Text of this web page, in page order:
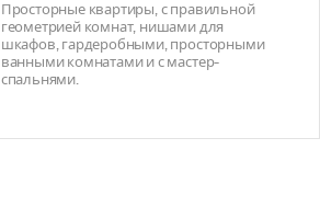
Просторные квартиры, с правильной
геометрией комнат, нишами для
шкафов, гардеробными, просторными
ванными комнатами и с мастер-
спальнями.